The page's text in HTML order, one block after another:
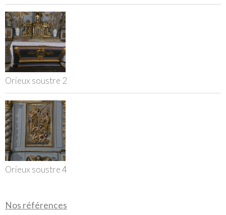
Orieux soustre 2
Orieux soustre 4
Nos références